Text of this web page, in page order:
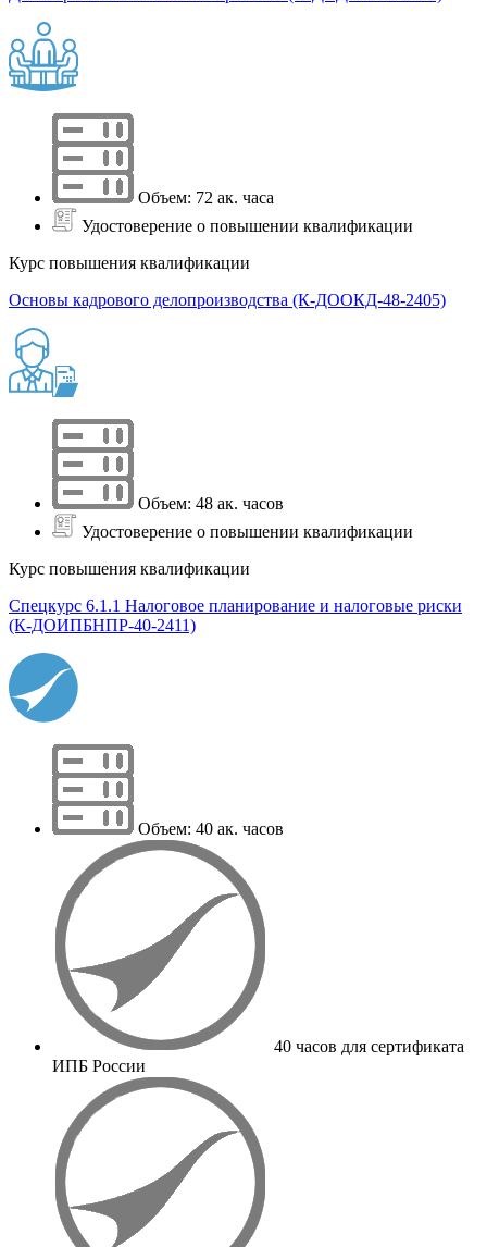
Объем: 72 ак. часа
Удостоверение о повышении квалификации
Курс повышения квалификации
Основы кадрового делопроизводства (К-ДООКД-48-2405)
Объем: 48 ак. часов
Удостоверение о повышении квалификации
Курс повышения квалификации
Спецкурс 6.1.1 Налоговое планирование и налоговые риски
(К-ДОИПБНПР-40-2411)
Объем: 40 ак. часов
40 часов для сертификата
ИПБ России